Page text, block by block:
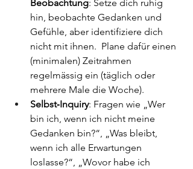
Beobachtung: Setze dich ruhig
hin, beobachte Gedanken und
Gefühle, aber identifiziere dich
nicht mit ihnen.  Plane dafür einen
(minimalen) Zeitrahmen
regelmässig ein (täglich oder
mehrere Male die Woche).
Selbst‑Inquiry: Fragen wie „Wer
bin ich, wenn ich nicht meine
Gedanken bin?“, „Was bleibt,
wenn ich alle Erwartungen
loslasse?“, „Wovor habe ich